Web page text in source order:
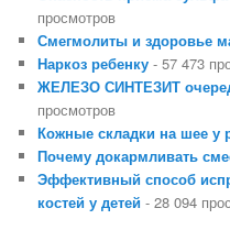
просмотров
Смегмолиты и здоровье
Наркоз ребенку - 57 473
ЖЕЛЕЗО СИНТЕЗИТ
просмотров
Кожные складки на шее у
Почему докармливать
Эффективный способ
костей у детей - 28 094